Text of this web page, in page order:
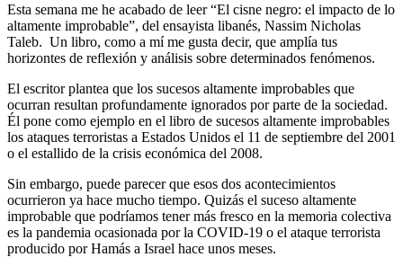
Esta semana me he acabado de leer “El cisne negro: el impacto de lo
altamente improbable”, del ensayista libanés, Nassim Nicholas
Taleb. Un libro, como a mí me gusta decir, que amplía tus
horizontes de reflexión y análisis sobre determinados fenómenos.
El escritor plantea que los sucesos altamente improbables que
ocurran resultan profundamente ignorados por parte de la sociedad.
Él pone como ejemplo en el libro de sucesos altamente improbables
los ataques terroristas a Estados Unidos el 11 de septiembre del 2001
o el estallido de la crisis económica del 2008.
Sin embargo, puede parecer que esos dos acontecimientos
ocurrieron ya hace mucho tiempo. Quizás el suceso altamente
improbable que podríamos tener más fresco en la memoria colectiva
es la pandemia ocasionada por la COVID-19 o el ataque terrorista
producido por Hamás a Israel hace unos meses.